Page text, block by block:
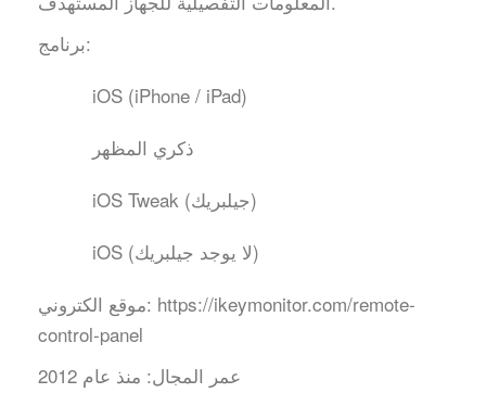
برنامج:
iOS (iPhone / iPad)
ذكري المظهر
iOS Tweak (جيلبريك)
iOS (لا يوجد جيلبريك)
موقع الكتروني: https://ikeymonitor.com/remote-
control-panel
عمر المجال: منذ عام 2012